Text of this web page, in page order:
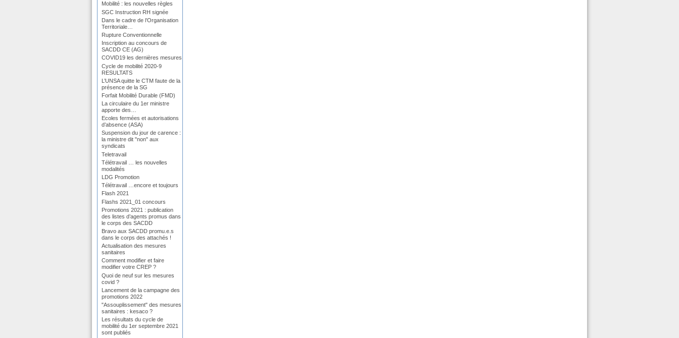
Mobilité : les nouvelles règles
SGC Instruction RH signée
Dans le cadre de l’Organisation
Territoriale…
Rupture Conventionnelle
Inscription au concours de
SACDD CE (AG)
COVID19 les dernières mesures
Cycle de mobilité 2020-9
RESULTATS
L’UNSA quitte le CTM faute de la
présence de la SG
Forfait Mobilité Durable (FMD)
La circulaire du 1er ministre
apporte des…
Ecoles fermées et autorisations
d’absence (ASA)
Suspension du jour de carence :
la ministre dit "non" aux
syndicats
Teletravail
Télétravail … les nouvelles
modalités
LDG Promotion
Télétravail …encore et toujours
Flash 2021
Flashs 2021_01 concours
Promotions 2021 : publication
des listes d’agents promus dans
le corps des SACDD
Bravo aux SACDD promu.e.s
dans le corps des attachés !
Actualisation des mesures
sanitaires
Comment modifier et faire
modifier votre CREP ?
Quoi de neuf sur les mesures
covid ?
Lancement de la campagne des
promotions 2022
"Assouplissement" des mesures
sanitaires : kesaco ?
Les résultats du cycle de
mobilité du 1er septembre 2021
sont publiés